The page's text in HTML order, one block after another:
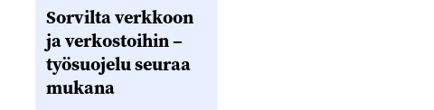
Sorvilta verkkoon
ja verkostoihin –
työsuojelu seuraa
mukana